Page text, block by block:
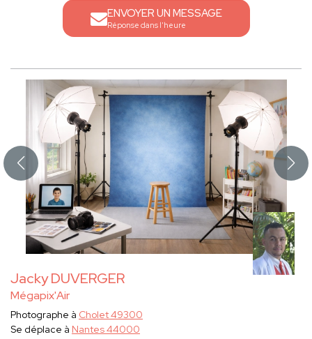
ENVOYER UN MESSAGE
Réponse dans l'heure
Jacky DUVERGER
Mégapix'Air
Photographe à Cholet 49300
Se déplace à Nantes 44000